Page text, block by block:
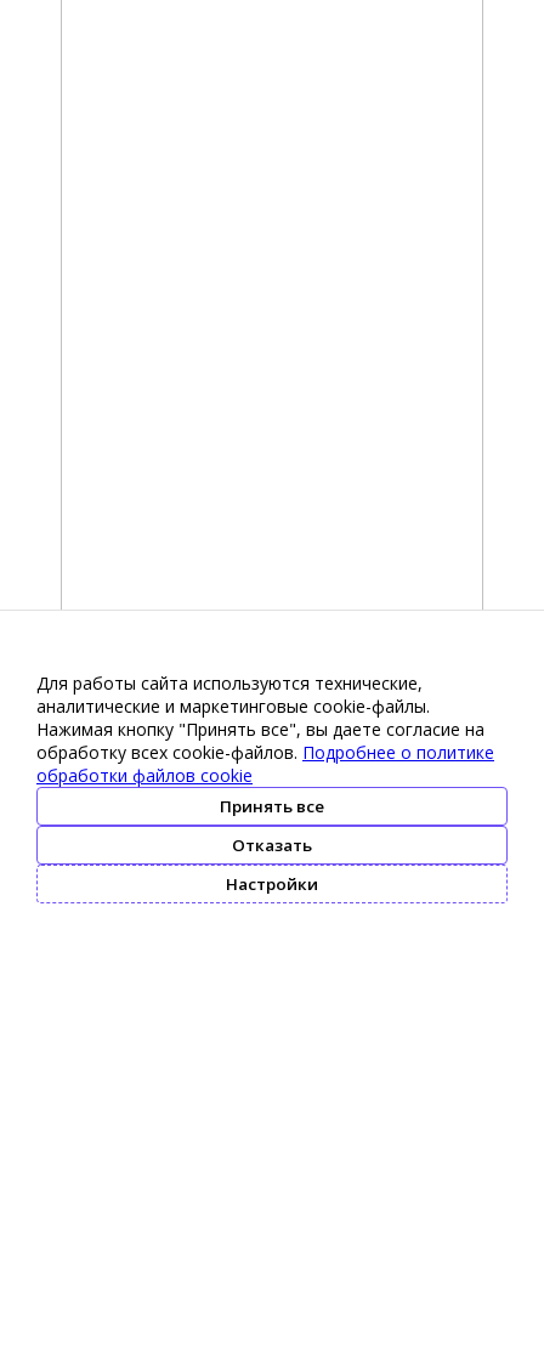
Для работы сайта используются технические,
аналитические и маркетинговые сооkіе-файлы.
Нажимая кнопку "Принять все", вы даете согласие на
обработку всех cookie-файлов. Подробнее о политике
обработки файлов cookie
Принять все
Отказать
Настройки